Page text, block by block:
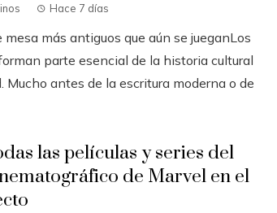
Hace 7 días
mesa más antiguos que aún se jueganLos
parte esencial de la historia cultural
Mucho antes de la escritura moderna o de
las películas y series del
de Marvel en el